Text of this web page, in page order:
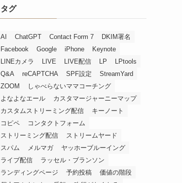
タグ
AI ChatGPT Contact Form 7
DKIM署名
Facebook
Google iPhone
Keynote
LINEカメラ
LIVE LIVE配信 LP
LPtools
Q&A
reCAPTCHA SPF設定
StreamYard
ZOOM
しゃべらないママコーチング
よなよなエール
カスタマージャーニーマップ
カスタムストリーミング配信
キーノート
コピペ
コンタクトフォーム
ストリーミング配信
ストリームヤード
スパム
メルマガ
ヤッホーブルーイング
ライブ配信
ラッセル・ブランソン
ランディングページ
予約投稿
価値の階段